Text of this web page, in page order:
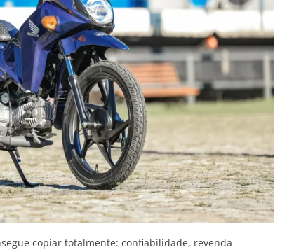
copiar totalmente: confiabilidade, revenda